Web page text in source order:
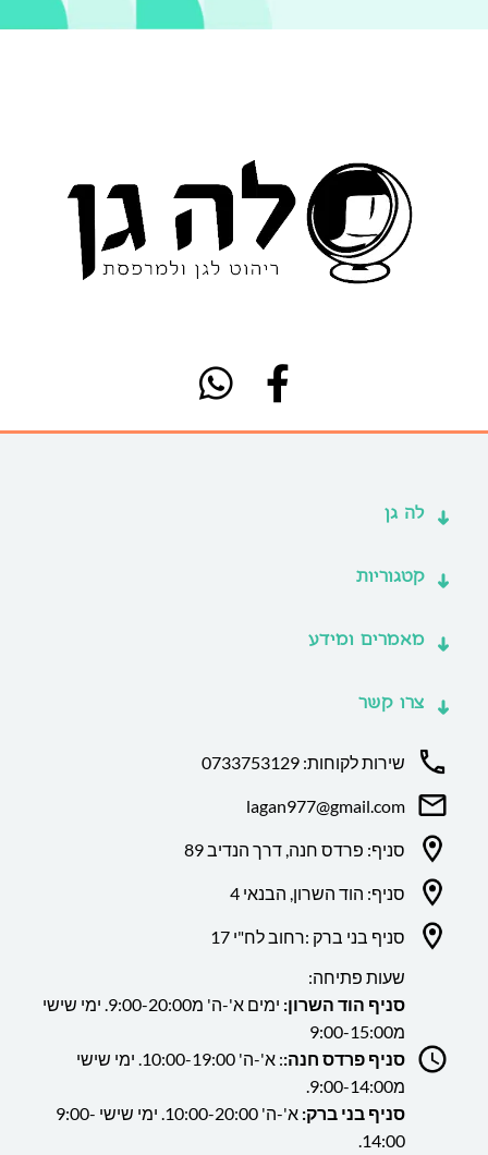
לה גן
קטגוריות
מאמרים ומידע
צרו קשר
שירות לקוחות: 0733753129
lagan977@gmail.com
סניף: פרדס חנה, דרך הנדיב 89
סניף: הוד השרון, הבנאי 4
סניף בני ברק :רחוב לח"י 17
שעות פתיחה:
סניף הוד השרון:
ימים א'-ה' מ9:00-20:00. ימי שישי
מ9:00-15:00
סניף פרדס חנה:
: א'-ה' 10:00-19:00. ימי שישי
מ9:00-14:00.
סניף בני ברק:
א'-ה' 10:00-20:00. ימי שישי 9:00-
14:00.